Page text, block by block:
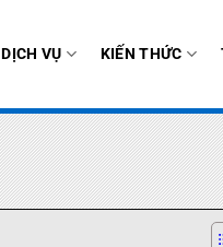
DỊCH VỤ KIẾN THỨC